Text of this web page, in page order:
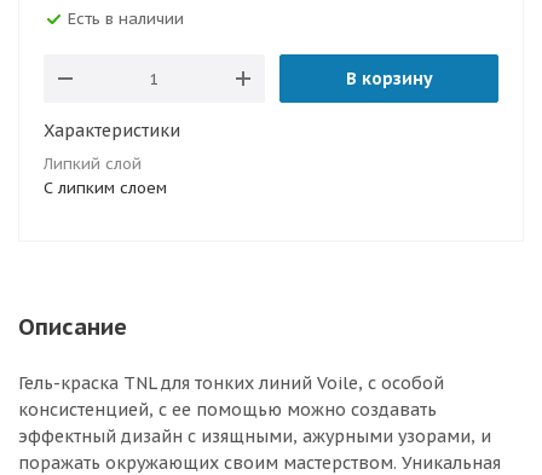
Есть в наличии
В корзину
Характеристики
Липкий слой
С липким слоем
Описание
Гель-краска TNL для тонких линий Voile, с особой
консистенцией, с ее помощью можно создавать
эффектный дизайн с изящными, ажурными узорами, и
поражать окружающих своим мастерством. Уникальная